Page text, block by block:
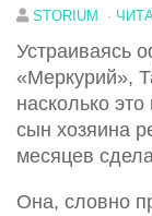
STORIUM ·
Устраиваясь
«Меркурий»,
насколько
сын хозяина
месяцев
Она, словно